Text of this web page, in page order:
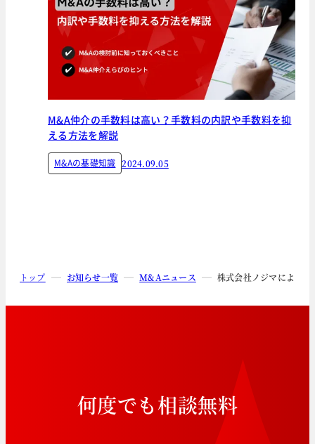
M&A仲介の手数料は高い？手数料の内訳や手数料を抑
える方法を解説
M&Aの基礎知識 2024.09.05
トップ お知らせ一覧 M&Aニュース 株式会社ノジマによる
何度でも相談無料